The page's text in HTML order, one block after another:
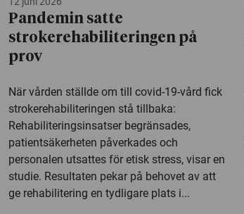
Pandemin satte
strokerehabiliteringen på
prov
När vården ställde om till covid-19-vård fick
strokerehabiliteringen stå tillbaka:
Rehabiliteringsinsatser begränsades,
patientsäkerheten påverkades och
personalen utsattes för etisk stress, visar en
studie. Resultaten pekar på behovet av att
ge rehabilitering en tydligare plats i...